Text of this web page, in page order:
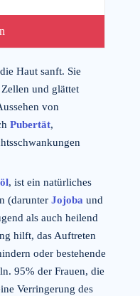
Haut sanft. Sie
und glättet
von
Pubertät,
, ist ein natürliches
(darunter Jojoba und
als auch heilend
hilft, das Auftreten
oder bestehende
95% der Frauen, die
Verringerung des